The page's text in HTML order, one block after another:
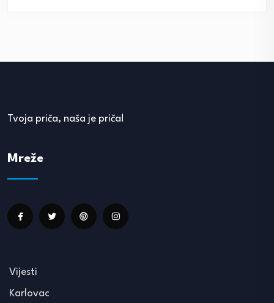
Tvoja priča, naša je priča!
Mreže
Vijesti
Karlovac